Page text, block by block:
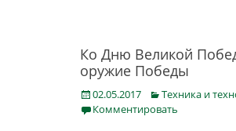
Ко Дню Великой
оружие Победы
Posted
on
02.05.2017 Categories
Техника и
Комментировать